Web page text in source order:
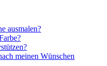
ausmalen?
meinen Wünschen